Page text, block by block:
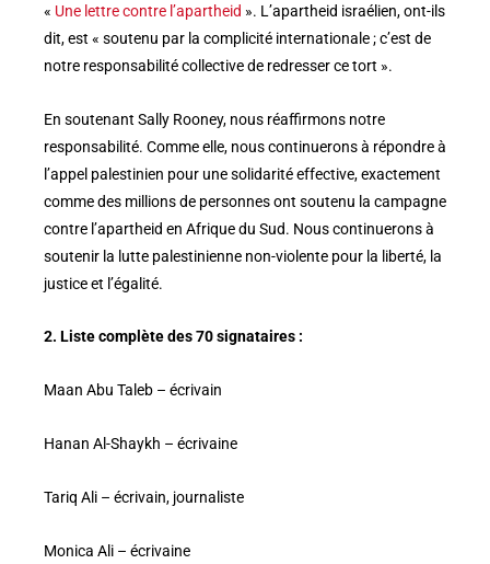
« Une lettre contre l’apartheid ». L’apartheid israélien, ont-ils
dit, est « soutenu par la complicité internationale ; c’est de
notre responsabilité collective de redresser ce tort ».
En soutenant Sally Rooney, nous réaffirmons notre
responsabilité. Comme elle, nous continuerons à répondre à
l’appel palestinien pour une solidarité effective, exactement
comme des millions de personnes ont soutenu la campagne
contre l’apartheid en Afrique du Sud. Nous continuerons à
soutenir la lutte palestinienne non-violente pour la liberté, la
justice et l’égalité.
2. Liste complète des 70 signataires :
Maan Abu Taleb – écrivain
Hanan Al-Shaykh – écrivaine
Tariq Ali – écrivain, journaliste
Monica Ali – écrivaine